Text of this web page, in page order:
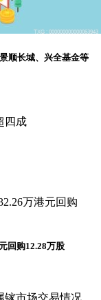
顺长城、兴全基金等
回购12.28万股